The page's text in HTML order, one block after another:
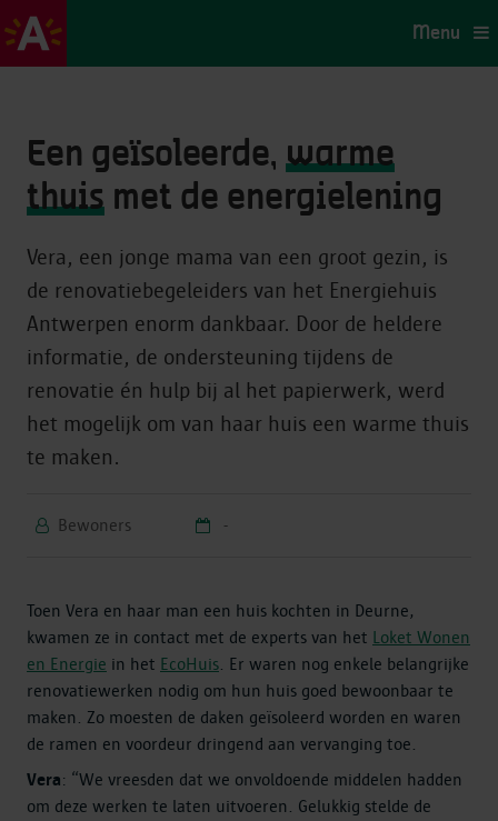
Menu
Een geïsoleerde, warme
thuis met de energielening
Vera, een jonge mama van een groot gezin, is
de renovatiebegeleiders van het Energiehuis
Antwerpen enorm dankbaar. Door de heldere
informatie, de ondersteuning tijdens de
renovatie én hulp bij al het papierwerk, werd
het mogelijk om van haar huis een warme thuis
te maken.
Bewoners -
Toen Vera en haar man een huis kochten in Deurne,
kwamen ze in contact met de experts van het Loket Wonen
en Energie in het EcoHuis. Er waren nog enkele belangrijke
renovatiewerken nodig om hun huis goed bewoonbaar te
maken. Zo moesten de daken geïsoleerd worden en waren
de ramen en voordeur dringend aan vervanging toe.
Vera: “We vreesden dat we onvoldoende middelen hadden
om deze werken te laten uitvoeren. Gelukkig stelde de